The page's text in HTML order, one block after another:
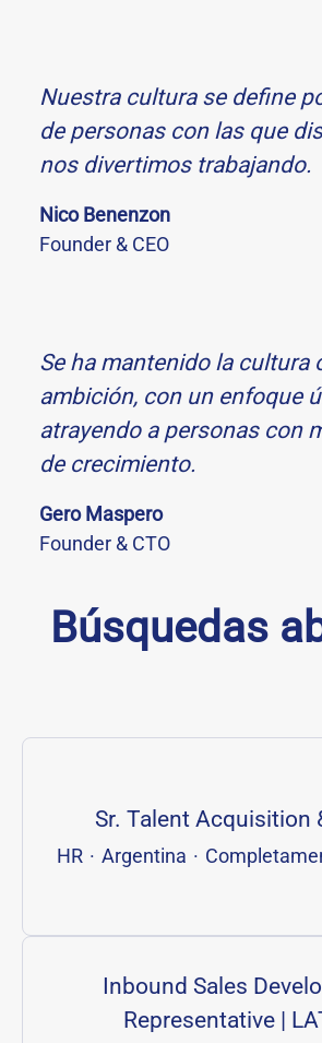
Nuestra cultura se define
de personas con las que
nos divertimos trabajando.
Nico Benenzon
Founder & CEO
Se ha mantenido la cultura
ambición, con un enfoque
atrayendo a personas con
de crecimiento.
Gero Maspero
Founder & CTO
Búsquedas
Sr. Talent Acquisition
HR · Argentina ·
Inbound Sales
Representative |